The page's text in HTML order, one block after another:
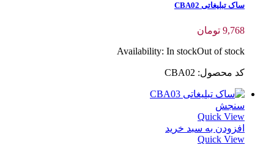
ساک تبلیغاتی CBA02
9,768 تومان
Availability: In stockOut of stock
کد محصول: CBA02
سنجش
Quick View
افزودن به سبد خرید
Quick View